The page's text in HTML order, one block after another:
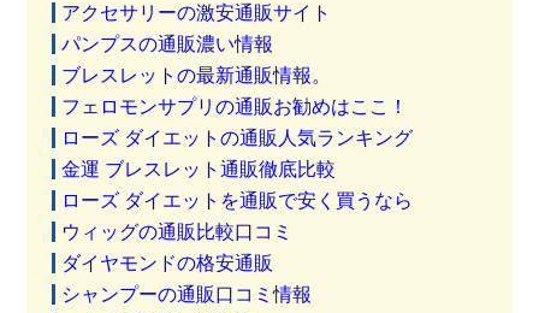
アクセサリーの激安通販サイト
パンプスの通販濃い情報
ブレスレットの最新通販情報。
フェロモンサプリの通販お勧めはここ！
ローズ ダイエットの通販人気ランキング
金運 ブレスレット通販徹底比較
ローズ ダイエットを通販で安く買うなら
ウィッグの通販比較口コミ
ダイヤモンドの格安通販
シャンプーの通販口コミ情報